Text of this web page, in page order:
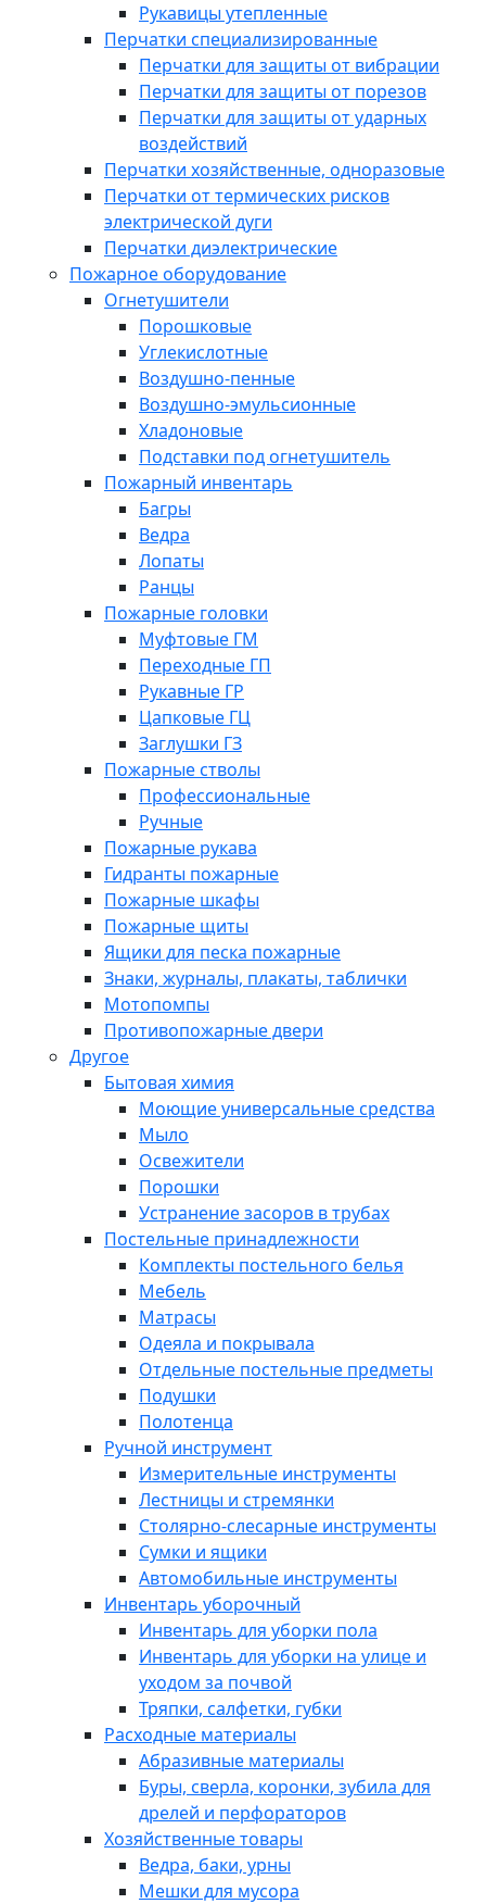
Рукавицы утепленные
Перчатки специализированные
Перчатки для защиты от вибрации
Перчатки для защиты от порезов
Перчатки для защиты от ударных
воздействий
Перчатки хозяйственные, одноразовые
Перчатки от термических рисков
электрической дуги
Перчатки диэлектрические
Пожарное оборудование
Огнетушители
Порошковые
Углекислотные
Воздушно-пенные
Воздушно-эмульсионные
Хладоновые
Подставки под огнетушитель
Пожарный инвентарь
Багры
Ведра
Лопаты
Ранцы
Пожарные головки
Муфтовые ГМ
Переходные ГП
Рукавные ГР
Цапковые ГЦ
Заглушки ГЗ
Пожарные стволы
Профессиональные
Ручные
Пожарные рукава
Гидранты пожарные
Пожарные шкафы
Пожарные щиты
Ящики для песка пожарные
Знаки, журналы, плакаты, таблички
Мотопомпы
Противопожарные двери
Другое
Бытовая химия
Моющие универсальные средства
Мыло
Освежители
Порошки
Устранение засоров в трубах
Постельные принадлежности
Комплекты постельного белья
Мебель
Матрасы
Одеяла и покрывала
Отдельные постельные предметы
Подушки
Полотенца
Ручной инструмент
Измерительные инструменты
Лестницы и стремянки
Столярно-слесарные инструменты
Сумки и ящики
Автомобильные инструменты
Инвентарь уборочный
Инвентарь для уборки пола
Инвентарь для уборки на улице и
уходом за почвой
Тряпки, салфетки, губки
Расходные материалы
Абразивные материалы
Буры, сверла, коронки, зубила для
дрелей и перфораторов
Хозяйственные товары
Ведра, баки, урны
Мешки для мусора